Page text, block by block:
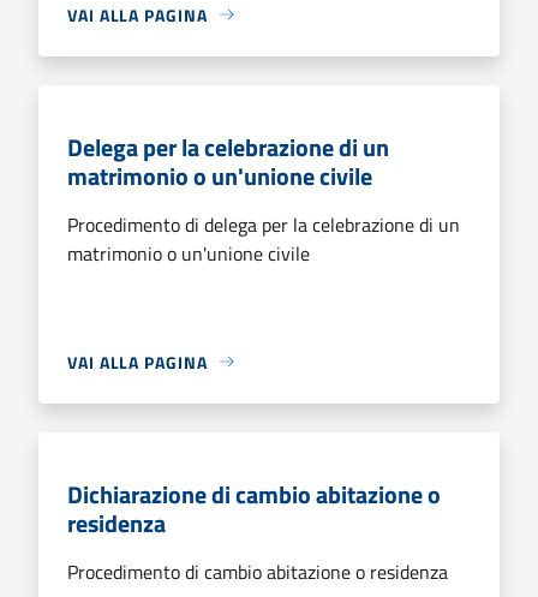
VAI ALLA PAGINA
Delega per la celebrazione di un
matrimonio o un'unione civile
Procedimento di delega per la celebrazione di un
matrimonio o un'unione civile
VAI ALLA PAGINA
Dichiarazione di cambio abitazione o
residenza
Procedimento di cambio abitazione o residenza